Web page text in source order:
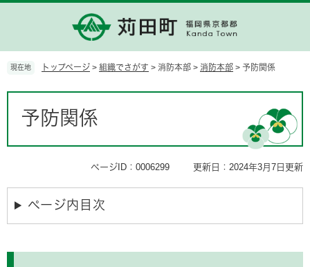
の
で
ー
ば
現在地 トップページ > 組織でさがす > 消防本部 > 消防本部 > 予防関係
予防関係
ページID：0006299 更新日：2024年3月7日更新
ページ内目次